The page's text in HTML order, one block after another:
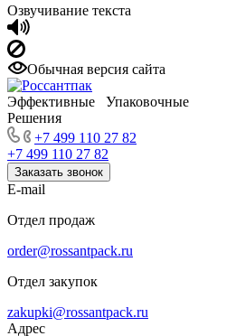
Озвучивание текста
Обычная версия сайта
Эффективные Упаковочные
Решения
+7 499 110 27 82
+7 499 110 27 82
Заказать звонок
E-mail
Отдел продаж
order@rossantpack.ru
Отдел закупок
zakupki@rossantpack.ru
Адрес